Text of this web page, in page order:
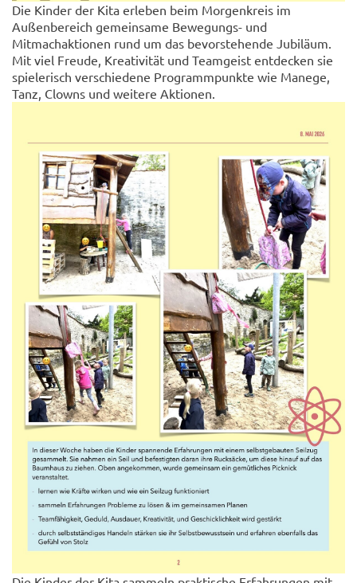
Die Kinder der Kita erleben beim Morgenkreis im
Außenbereich gemeinsame Bewegungs- und
Mitmachaktionen rund um das bevorstehende Jubiläum.
Mit viel Freude, Kreativität und Teamgeist entdecken sie
spielerisch verschiedene Programmpunkte wie Manege,
Tanz, Clowns und weitere Aktionen.